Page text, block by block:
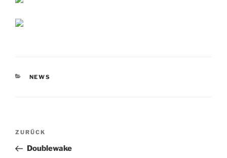
KATEGORIEN
NEWS
Beitragsnavigation
Vorheriger
Beitrag
ZURÜCK
Doublewake